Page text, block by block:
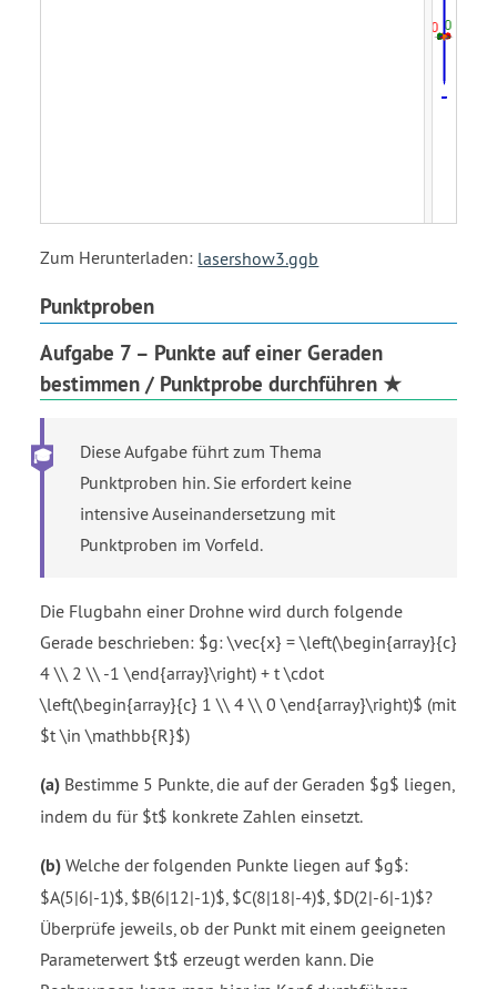
Zum Herunterladen: lasershow3.ggb
Punktproben
Aufgabe 7 – Punkte auf einer Geraden
bestimmen / Punktprobe durchführen ★
Diese Aufgabe führt zum Thema
Punktproben hin. Sie erfordert keine
intensive Auseinandersetzung mit
Punktproben im Vorfeld.
Die Flugbahn einer Drohne wird durch folgende
Gerade beschrieben: $g: \vec{x} = \left(\begin{array}{c}
4 \\ 2 \\ -1 \end{array}\right) + t \cdot
\left(\begin{array}{c} 1 \\ 4 \\ 0 \end{array}\right)$ (mit
$t \in \mathbb{R}$)
(a) Bestimme 5 Punkte, die auf der Geraden $g$ liegen,
indem du für $t$ konkrete Zahlen einsetzt.
(b) Welche der folgenden Punkte liegen auf $g$:
$A(5|6|-1)$, $B(6|12|-1)$, $C(8|18|-4)$, $D(2|-6|-1)$?
Überprüfe jeweils, ob der Punkt mit einem geeigneten
Parameterwert $t$ erzeugt werden kann. Die